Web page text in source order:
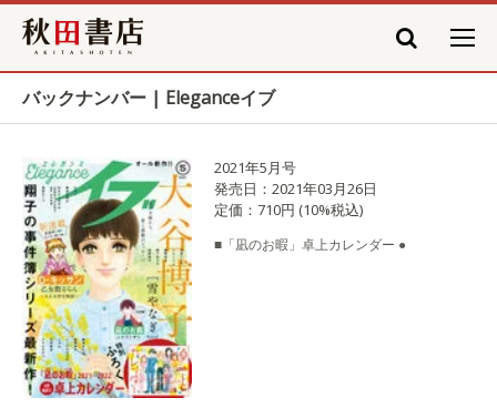
秋田書店
バックナンバー | Eleganceイブ
2021年5月号
発売日：2021年03月26日
定価：710円 (10%税込)
■「凪のお暇」卓上カレンダー ●